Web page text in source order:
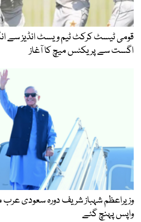
اگست سے پریکٹس میچ کا آغاز
وزیراعظم شہباز شریف دورہ سعودی
واپس پہنچ گئے